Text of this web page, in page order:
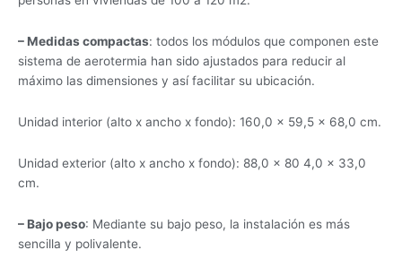
– Medidas compactas: todos los módulos que componen este
sistema de aerotermia han sido ajustados para reducir al
máximo las dimensiones y así facilitar su ubicación.
Unidad interior (alto x ancho x fondo): 160,0 × 59,5 × 68,0 cm.
Unidad exterior (alto x ancho x fondo): 88,0 × 80 4,0 × 33,0
cm.
– Bajo peso: Mediante su bajo peso, la instalación es más
sencilla y polivalente.